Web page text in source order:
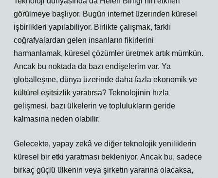
görülmeye başlıyor. Bugün internet üzerinden küresel
işbirlikleri yapılabiliyor. Birlikte çalışmak, farklı
coğrafyalardan gelen insanların fikirlerini
harmanlamak, küresel çözümler üretmek artık mümkün.
Ancak bu noktada da bazı endişelerim var. Ya
globalleşme, dünya üzerinde daha fazla ekonomik ve
kültürel eşitsizlik yaratırsa? Teknolojinin hızla
gelişmesi, bazı ülkelerin ve toplulukların geride
kalmasına neden olabilir.
Gelecekte, yapay zekâ ve diğer teknolojik yeniliklerin
küresel bir etki yaratması bekleniyor. Ancak bu, sadece
birkaç güçlü ülkenin veya şirketin yararına olacaksa,